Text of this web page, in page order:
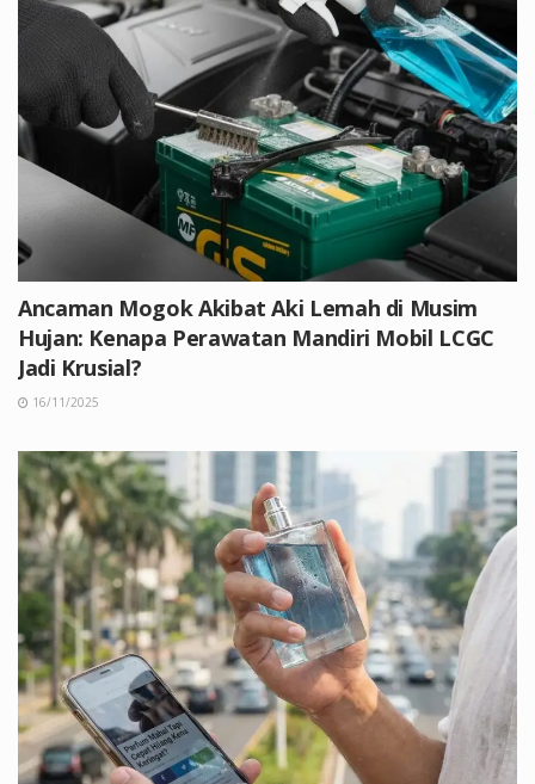
Ancaman Mogok Akibat Aki Lemah di Musim
Hujan: Kenapa Perawatan Mandiri Mobil LCGC
Jadi Krusial?
16/11/2025